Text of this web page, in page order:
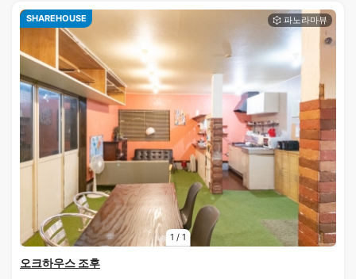
1 / 1
SHAREHOUSE
오크하우스 조후